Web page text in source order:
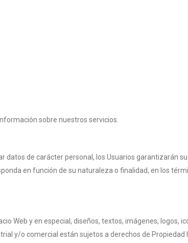
sobre nuestros servicios.
de carácter personal, los Usuarios garantizarán
en función de su naturaleza o finalidad, en los
Web y en especial, diseños, textos, imágenes, logos,
y/o comercial están sujetos a derechos de Propiedad